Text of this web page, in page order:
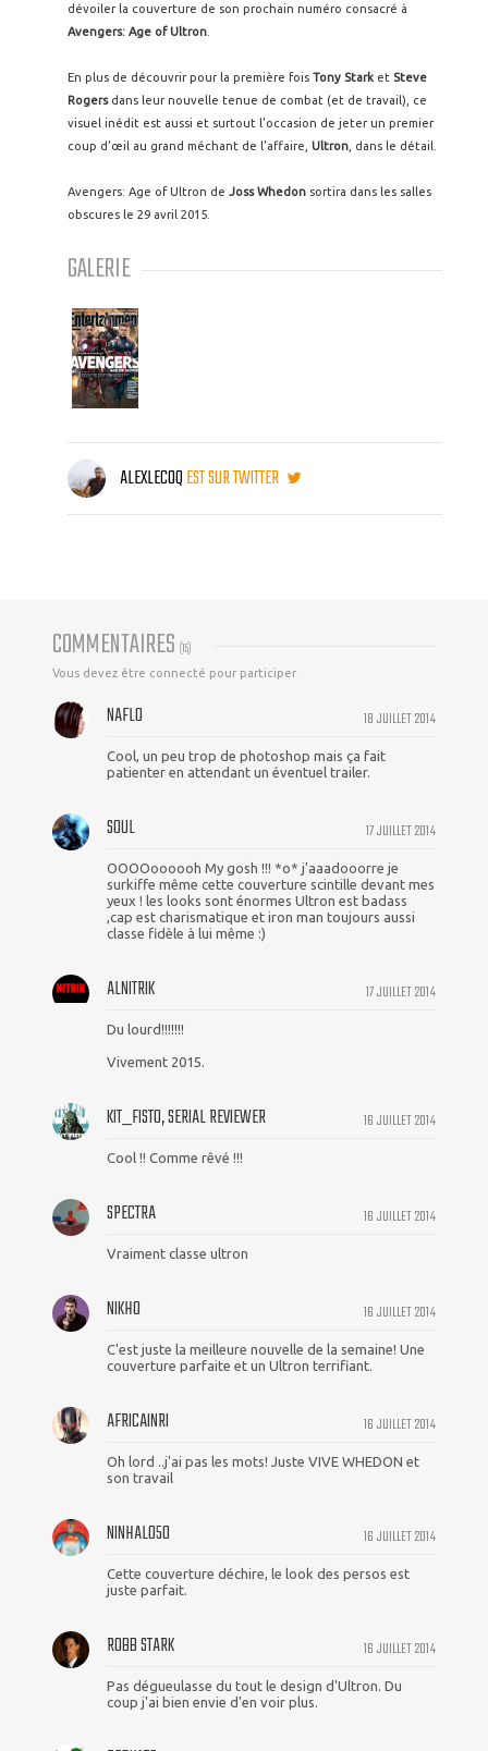
dévoiler la couverture de son prochain numéro consacré à
Avengers: Age of Ultron
En plus de découvrir pour la première fois Tony Stark et Steve
Rogersdans leur nouvelle tenue de combat (et de travail), ce
visuel inédit est aussi et surtout l'occasion de jeter un premier
coup d'œil au grand méchant de l'affaire, Ultron , dans le détail.
Avengers: Age of Ultron de Joss Whedon sortira dans les salles
obscures le 29 avril 2015.
GALERIE
ALEXLECOQEST SUR TWITTER
COMMENTAIRES (15)
Vous devez être connecté pour participer
18 JUILLET 2014
NAFLO
Cool, un peu trop de photoshop mais ça fait
patienter en attendant un éventuel trailer.
17 JUILLET 2014
SOUL
OOOOoooooh My gosh !!! *o* j'aaadooorre je
surkiffe même cette couverture scintille devant mes
yeux ! les looks sont énormes Ultron est badass
,cap est charismatique et iron man toujours aussi
classe fidèle à lui même :)
17 JUILLET 2014
ALNITRIK
Du lourd!!!!!!!
Vivement 2015.
16 JUILLET 2014
KIT_FISTO, SERIAL REVIEWER
Cool !! Comme rêvé !!!
16 JUILLET 2014
SPECTRA
Vraiment classe ultron
16 JUILLET 2014
NIKHO
C'est juste la meilleure nouvelle de la semaine! Une
couverture parfaite et un Ultron terrifiant.
16 JUILLET 2014
AFRICAINRI
Oh lord ..j'ai pas les mots! Juste VIVE WHEDON et
son travail
16 JUILLET 2014
NINHALO50
Cette couverture déchire, le look des persos est
juste parfait.
16 JUILLET 2014
ROBB STARK
Pas dégueulasse du tout le design d'Ultron. Du
coup j'ai bien envie d'en voir plus.